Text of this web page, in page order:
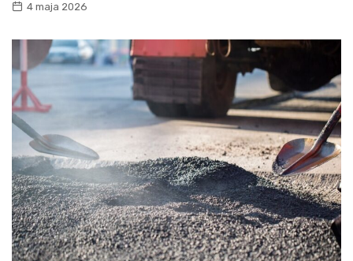
4 maja 2026